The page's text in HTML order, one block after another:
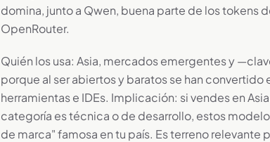
domina, junto a Qwen, buena parte de los tokens
OpenRouter.
Quién los usa: Asia, mercados emergentes y
porque al ser abiertos y baratos se han
herramientas e IDEs. Implicación: si vendes en
categoría es técnica o de desarrollo, estos
de marca" famosa en tu país. Es terreno relevante